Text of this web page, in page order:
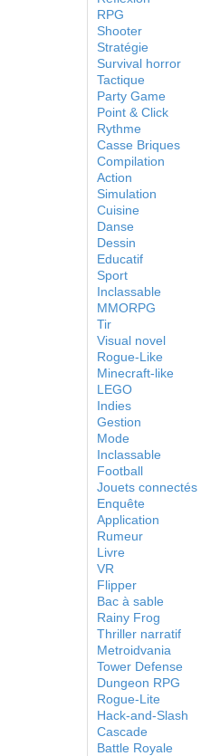
RPG
Shooter
Stratégie
Survival horror
Tactique
Party Game
Point & Click
Rythme
Casse Briques
Compilation
Action
Simulation
Cuisine
Danse
Dessin
Educatif
Sport
Inclassable
MMORPG
Tir
Visual novel
Rogue-Like
Minecraft-like
LEGO
Indies
Gestion
Mode
Inclassable
Football
Jouets connectés
Enquête
Application
Rumeur
Livre
VR
Flipper
Bac à sable
Rainy Frog
Thriller narratif
Metroidvania
Tower Defense
Dungeon RPG
Rogue-Lite
Hack-and-Slash
Cascade
Battle Royale